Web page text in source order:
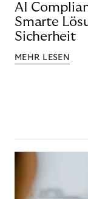
AI
Smarte
Sicherheit
MEHR LESEN